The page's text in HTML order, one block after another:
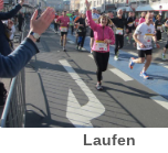
Laufen